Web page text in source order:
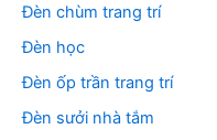
Đèn chùm trang trí
Đèn học
Đèn ốp trần trang trí
Đèn sưởi nhà tắm